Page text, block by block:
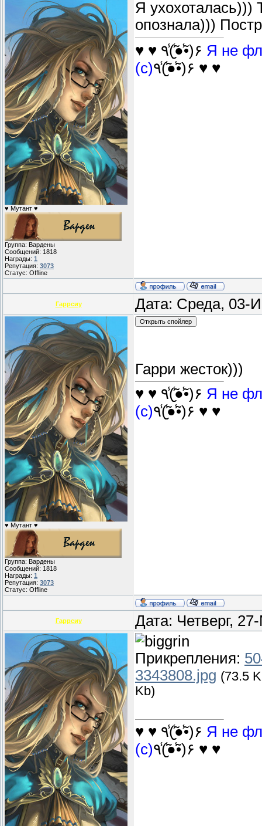
♥ Мутант ♥
Группа: Вардены
Сообщений: 1818
Награды: 1
Репутация: 3073
Статус: Offline
Я ухохоталась)))
опознала)))
♥ ♥ ٩(̾●̮̮̃̾•̃̾)۶ Я не
(с) ٩(̾●̮̮̃̾•̃̾)۶ ♥ ♥
Гаррсиу Дата: Среда, 03-
♥ Мутант ♥
Группа: Вардены
Сообщений: 1818
Награды: 1
Репутация: 3073
Статус: Offline
Гарри жесток)))
♥ ♥ ٩(̾●̮̮̃̾•̃̾)۶ Я не
(с) ٩(̾●̮̮̃̾•̃̾)۶ ♥ ♥
Гаррсиу Дата: Четверг,
Прикрепления:
3343808.jpg (73.5
Kb)
♥ ♥ ٩(̾●̮̮̃̾•̃̾)۶ Я не
(с) ٩(̾●̮̮̃̾•̃̾)۶ ♥ ♥